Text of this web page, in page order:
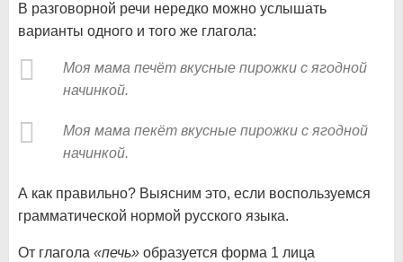
В разговорной речи нередко можно услышать
варианты одного и того же глагола:
Моя мама печёт вкусные пирожки с ягодной
начинкой.
Моя мама пекёт вкусные пирожки с ягодной
начинкой.
А как правильно? Выясним это, если воспользуемся
грамматической нормой русского языка.
От глагола «печь» образуется форма 1 лица